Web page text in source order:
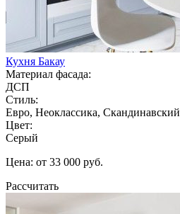
Кухня Бакау
Материал фасада:
ДСП
Стиль:
Евро, Неоклассика, Скандинавский
Цвет:
Серый
Цена: от 33 000 руб.
Рассчитать